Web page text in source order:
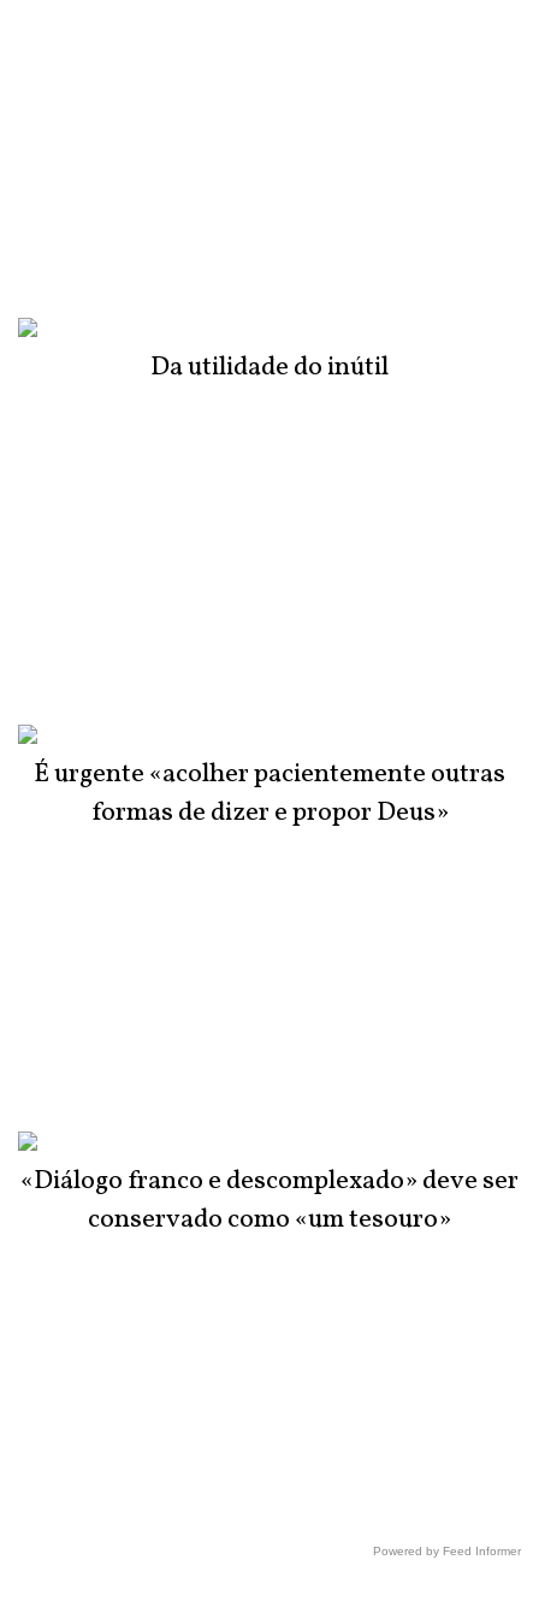
Da utilidade do inútil
É urgente «acolher pacientemente outras
formas de dizer e propor Deus»
«Diálogo franco e descomplexado» deve ser
conservado como «um tesouro»
Powered by Feed Informer